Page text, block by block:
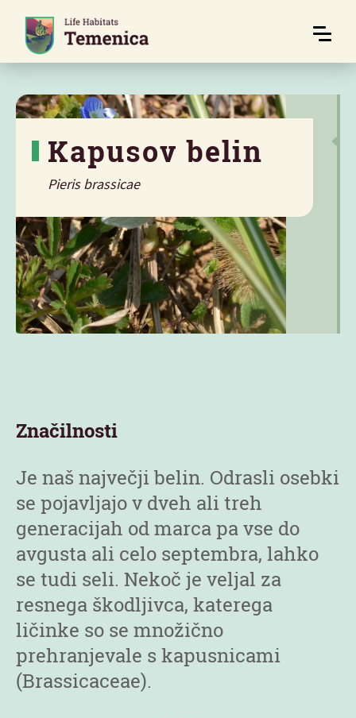
Kapusov belin
Pieris brassicae
Značilnosti
Je naš največji belin. Odrasli osebki
se pojavljajo v dveh ali treh
generacijah od marca pa vse do
avgusta ali celo septembra, lahko
se tudi seli. Nekoč je veljal za
resnega škodljivca, katerega
ličinke so se množično
prehranjevale s kapusnicami
(Brassicaceae).